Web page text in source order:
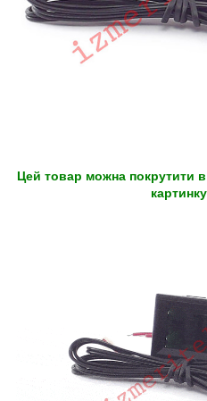
Цей товар можна покрутити